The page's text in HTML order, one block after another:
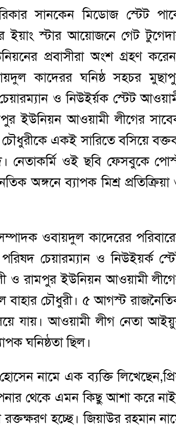
সানকেন মিডোজ স্টেট
ইয়াং স্টার আয়োজনে গেট
প্রবাসীরা অংশ গ্রহণ
কাদেরর ঘনিষ্ঠ সহচর
ও নিউইর্য়ক স্টেট
ইউনিয়ন আওয়ামী লীগের
একই সারিতে বসিয়ে
নেতাকর্মি ওই ছবি ফেসবুকে
অঙ্গনে ব্যাপক মিশ্র প্রতিক্রিয়া
ওবায়দুল কাদেরের
চেয়ারম্যান ও নিউইয়র্ক
ও রামপুর ইউনিয়ন আওয়ামী
বাহার চৌধুরী। ৫ আগস্ট
যায়। আওয়ামী লীগ নেতা
ঘনিষ্ঠতা ছিল।
নামে এক ব্যক্তি
থেকে এমন কিছু আশা করে
হচ্ছে। জিয়াউর রহমান